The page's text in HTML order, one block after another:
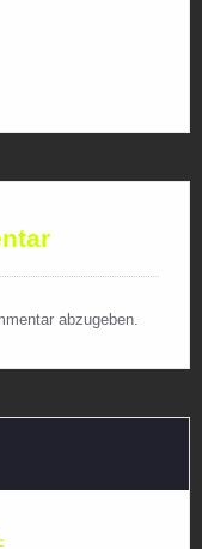
abzugeben.